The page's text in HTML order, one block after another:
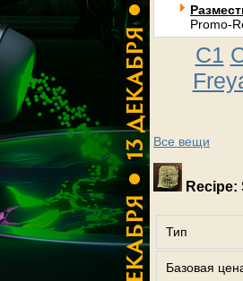
Promo-
C1
Все вещи
Тип
Базовая